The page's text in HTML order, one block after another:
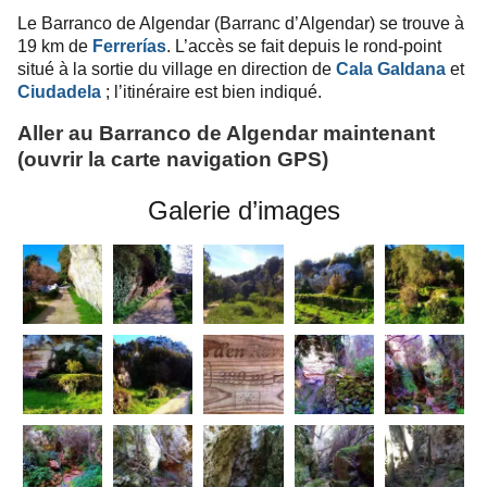
Le Barranco de Algendar (Barranc d’Algendar) se trouve à
19 km de Ferrerías. L’accès se fait depuis le rond-point
situé à la sortie du village en direction de Cala Galdana et
Ciudadela ; l’itinéraire est bien indiqué.
Aller au Barranco de Algendar maintenant
(ouvrir la carte navigation GPS)
Galerie d’images